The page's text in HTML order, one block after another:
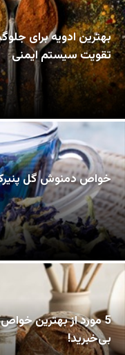
بهترین ادویه برای
تقویت سیستم ایمنی
خواص دمنوش گل
5 مورد از بهترین
بی‌خبرید!